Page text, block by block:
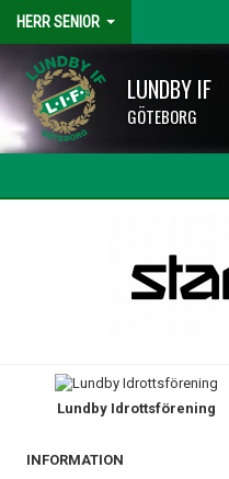
HERR SENIOR
LUNDBY IF
GÖTEBORG
TRUPPEN
BILDGALLERI
Lundby Idrottsförening
INFORMATION